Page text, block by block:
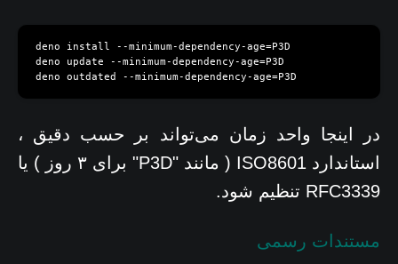
deno install --minimum-dependency-age=P3D
deno update --minimum-dependency-age=P3D
deno outdated --minimum-dependency-age=P3D
در اینجا واحد زمان می‌تواند بر حسب دقیق ،
استاندارد ISO8601 ( مانند "P3D" برای ۳ روز ) یا
RFC3339 تنظیم شود.
مستندات رسمی